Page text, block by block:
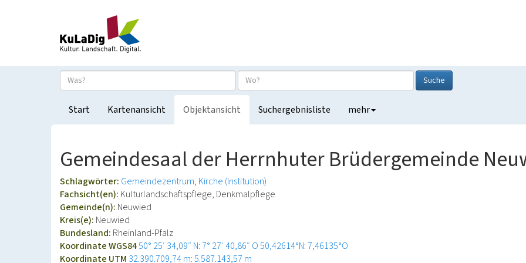
Suche
Start Kartenansicht Objektansicht Suchergebnisliste mehr
Gemeindesaal der Herrnhuter Brüdergemeinde
Schlagwörter: Gemeindezentrum Kirche (Institution)
Fachsicht(en): Kulturlandschaftspflege, Denkmalpflege
Gemeinde(n): Neuwied
Kreis(e): Neuwied
Bundesland: Rheinland-Pfalz
Koordinate WGS8450° 25′ 34,09″ N: 7° 27′ 40,86″ O50,42614°N: 7,46135°O
Koordinate UTM 32.390.709,74 m: 5.587.143,57 m